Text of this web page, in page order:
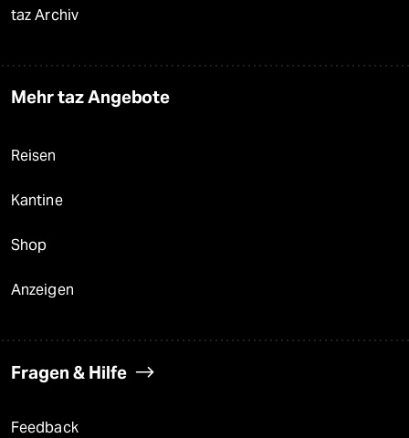
taz Archiv
Mehr taz Angebote
Reisen
Kantine
Shop
Anzeigen
Fragen & Hilfe
Feedback